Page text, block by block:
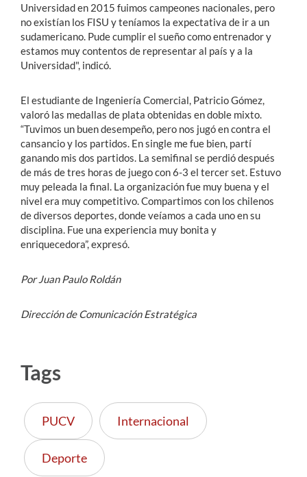
Universidad en 2015 fuimos campeones nacionales, pero
no existían los FISU y teníamos la expectativa de ir a un
sudamericano. Pude cumplir el sueño como entrenador y
estamos muy contentos de representar al país y a la
Universidad", indicó.
El estudiante de Ingeniería Comercial, Patricio Gómez,
valoró las medallas de plata obtenidas en doble mixto.
“Tuvimos un buen desempeño, pero nos jugó en contra el
cansancio y los partidos. En single me fue bien, partí
ganando mis dos partidos. La semifinal se perdió después
de más de tres horas de juego con 6-3 el tercer set. Estuvo
muy peleada la final. La organización fue muy buena y el
nivel era muy competitivo. Compartimos con los chilenos
de diversos deportes, donde veíamos a cada uno en su
disciplina. Fue una experiencia muy bonita y
enriquecedora”, expresó.
Por Juan Paulo Roldán
Dirección de Comunicación Estratégica
Tags
PUCV Internacional
Deporte